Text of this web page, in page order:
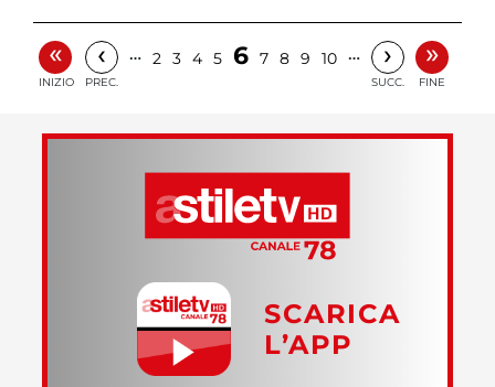
«
INIZIO
‹
PREC.
… 2 3 4 5 6 7 8 9 10 … ›
SUCC.
»
FINE
SCARICA
L’APP